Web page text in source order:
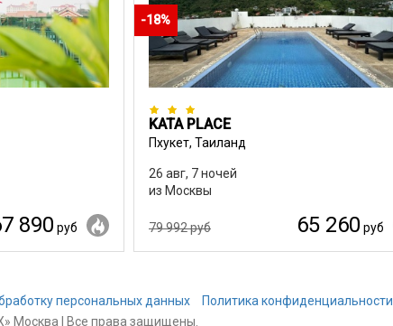
890 руб
-18%
KATA PLACE
Пхукет, Таиланд
26 авг, 7 ночей
из Москвы
79 992 руб 65 260 руб
персональных данных
Политика конфиденциальности
Москва | Все права защищены.